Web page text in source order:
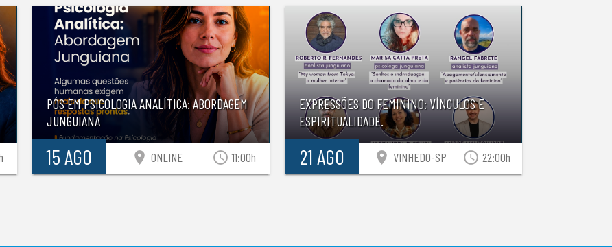
PÓS EM PSICOLOGIA ANALÍTICA: ABORDAGEM
JUNGUIANA
15 AGO location_on ONLINE access_time 11:00h
EXPRESSÕES DO FEMININO: VÍNCULOS E
ESPIRITUALIDADE.
21 AGO location_on VINHEDO-SP access_time 22:00h